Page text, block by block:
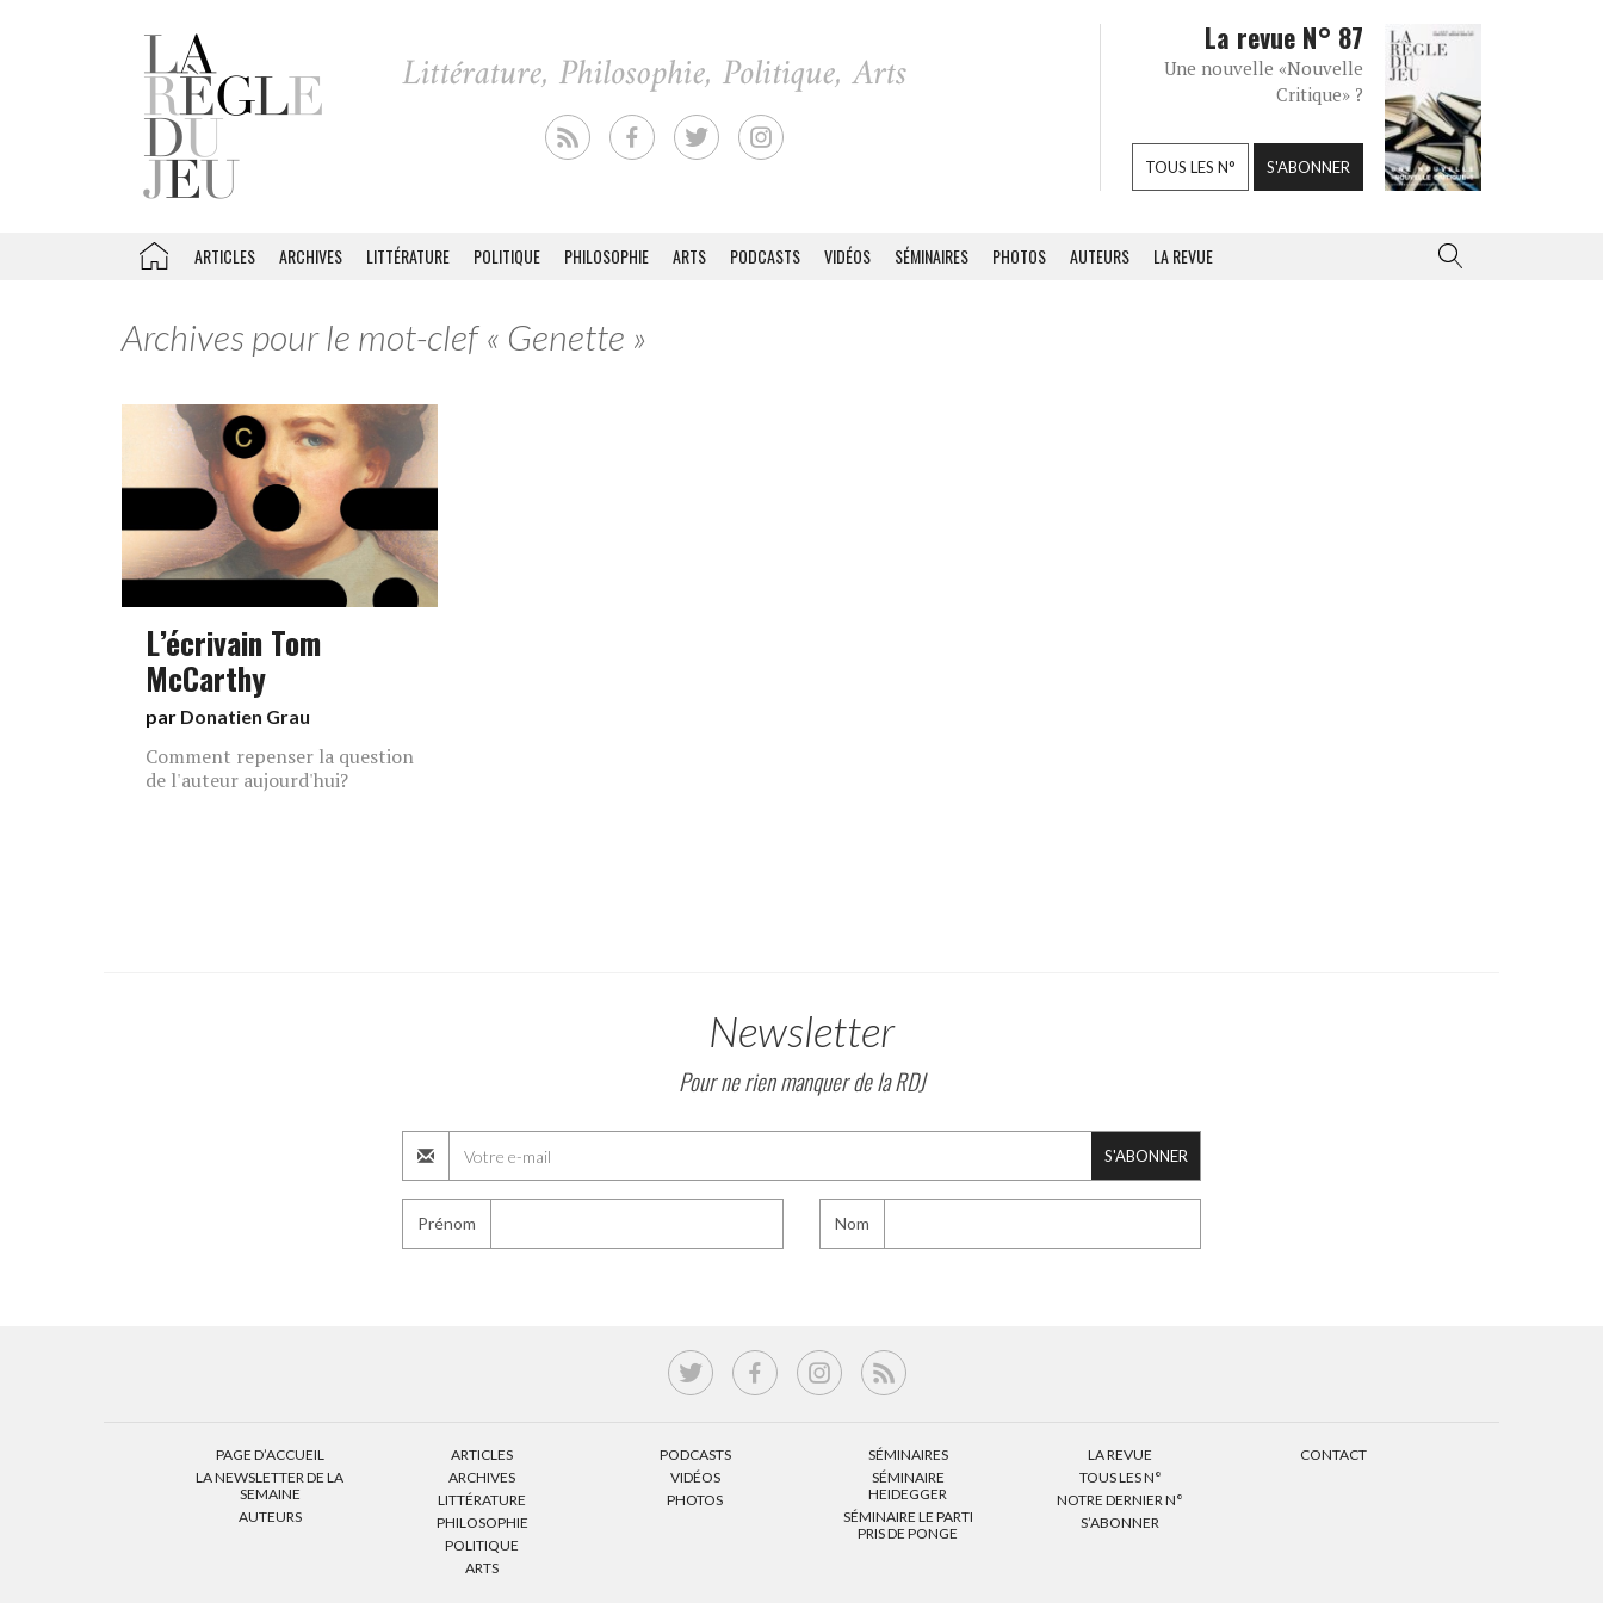
La revue N° 87
Une nouvelle «Nouvelle
Critique» ?
TOUS LES N° S'ABONNER
ARTICLES ARCHIVES LITTÉRATURE POLITIQUE PHILOSOPHIE ARTS PODCASTS VIDÉOS SÉMINAIRES PHOTOS AUTEURS LA REVUE
Archives pour le mot-clef « Genette »
L’écrivain Tom
McCarthy
par Donatien Grau
Comment repenser la question
de l'auteur aujourd'hui?
Newsletter
Pour ne rien manquer de la RDJ
S'ABONNER
Prénom Nom
PAGE D’ACCUEIL
LA NEWSLETTER DE LA
SEMAINE
AUTEURS
ARTICLES
ARCHIVES
LITTÉRATURE
PHILOSOPHIE
POLITIQUE
ARTS
PODCASTS
VIDÉOS
PHOTOS
SÉMINAIRES
SÉMINAIRE
HEIDEGGER
SÉMINAIRE LE PARTI
PRIS DE PONGE
LA REVUE
TOUS LES N°
NOTRE DERNIER N°
S’ABONNER
CONTACT